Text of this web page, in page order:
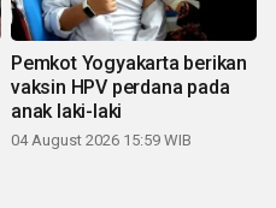
Pemkot Yogyakarta berikan
vaksin HPV perdana pada
anak laki-laki
04 August 2026 15:59 WIB